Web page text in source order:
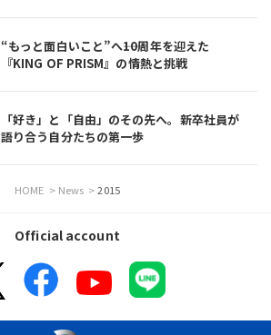
“もっと面白いこと”へ――10周年を迎えた
『KING OF PRISM』の情熱と挑戦
「好き」と「自由」のその先へ。新卒社員が
語り合う自分たちの第一歩
HOME > News > 2015
Official account